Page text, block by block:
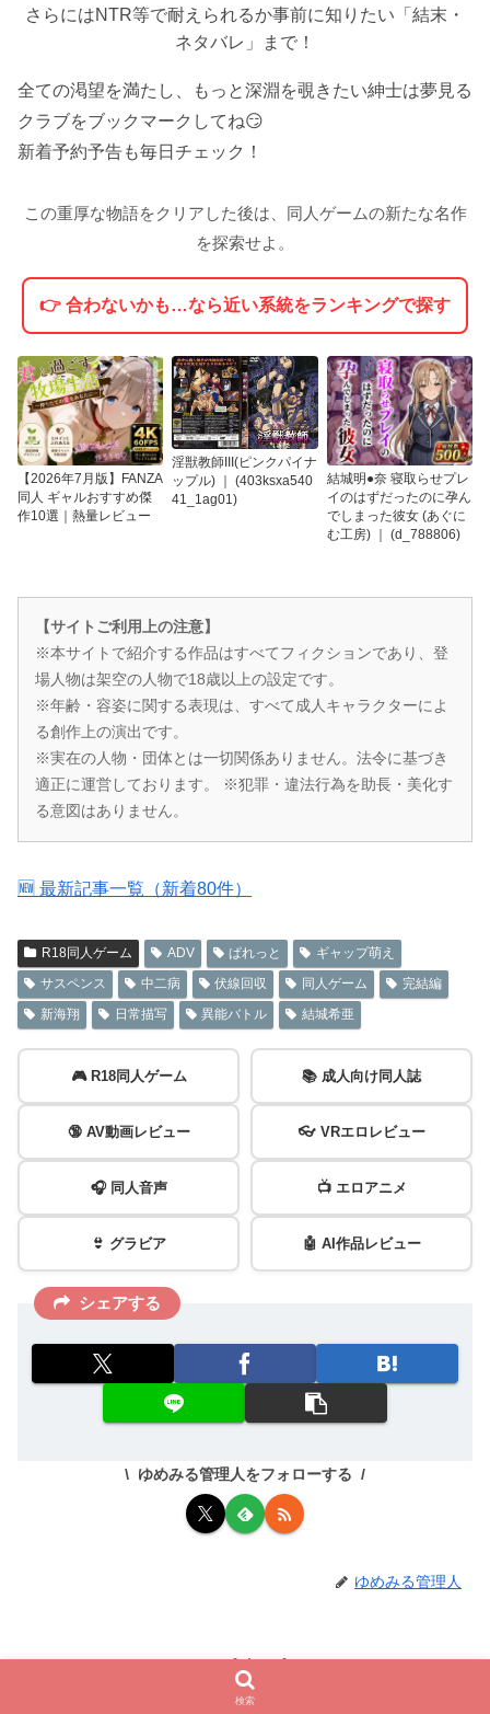
さらにはNTR等で耐えられるか事前に知りたい「結末・
ネタバレ」まで！
全ての渇望を満たし、もっと深淵を覗きたい紳士は夢見る
クラブをブックマークしてね😏
新着予約予告も毎日チェック！
この重厚な物語をクリアした後は、同人ゲームの新たな名作
を探索せよ。
👉 合わないかも…なら近い系統をランキングで探す
【2026年7月版】FANZA
同人 ギャルおすすめ傑
作10選｜熱量レビュー
淫獣教師III(ピンクパイナ
ップル) ｜ (403ksxa540
41_1ag01)
結城明●奈 寝取らせプレ
イのはずだったのに孕ん
でしまった彼女 (あぐに
む工房) ｜ (d_788806)
【サイトご利用上の注意】
※本サイトで紹介する作品はすべてフィクションであり、登
場人物は架空の人物で18歳以上の設定です。
※年齢・容姿に関する表現は、すべて成人キャラクターによ
る創作上の演出です。
※実在の人物・団体とは一切関係ありません。法令に基づき
適正に運営しております。 ※犯罪・違法行為を助長・美化す
る意図はありません。
🆕 最新記事一覧（新着80件）
R18同人ゲーム ADV ぱれっと
ギャップ萌え
サスペンス
中二病 伏線回収 同人ゲーム
完結編
新海翔
日常描写 異能バトル 結城希亜
🎮 R18同人ゲーム 📚 成人向け同人誌
🔞 AV動画レビュー 👓 VRエロレビュー
🎧 同人音声 📺 エロアニメ
👙 グラビア 🤖 AI作品レビュー
シェアする
ゆめみる管理人をフォローする
ゆめみる管理人
関連記事
検索